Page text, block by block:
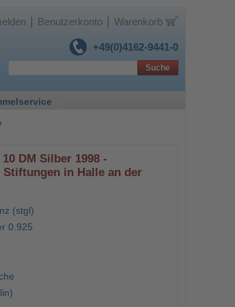
+49(0)4162-9441-0
Benutzerkonto Warenkorb
Suche
DM Silber 1998 -
Stiftungen in Halle an der
(stgl)
0.925